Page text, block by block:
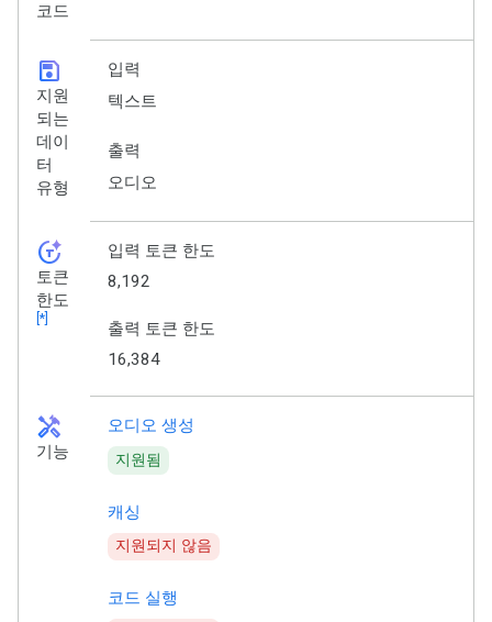
코드
save
지원
되는
데이
터
유형
입력
텍스트
출력
오디오
token_auto
토큰
한도
[*]
입력 토큰 한도
8,192
출력 토큰 한도
16,384
handyman
기능
오디오 생성
지원됨
캐싱
지원되지 않음
코드 실행